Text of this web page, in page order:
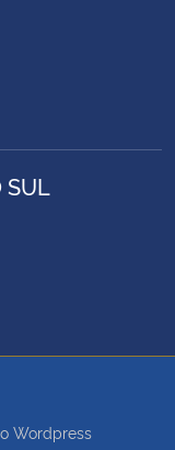
Wordpress